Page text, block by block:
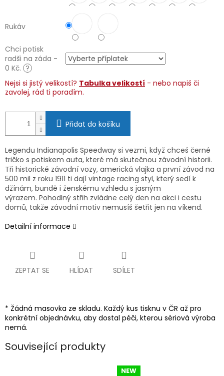
Rukáv
Chci potisk
radši na záda -
0 Kč. ?
Nejsi si jistý velikostí? Tabulka velikostí - nebo napiš či
zavolej, rád ti poradím.
Přidat do košíku
Legendu Indianapolis Speedway si vezmi, když chceš černé
tričko s potiskem auta, které má skutečnou závodní historii.
Tři historické závodní vozy, americká vlajka a první závod na
500 mil z roku 1911 ti dají vintage racing styl, který sedí k
džínám, bundě i ženskému vzhledu s jasným
výrazem. Pohodlný střih zvládne celý den na akci i cestu
domů, takže závodní motiv nemusíš šetřit jen na víkend.
Detailní informace
ZEPTAT SE HLÍDAT SDÍLET
* Žádná masovka ze skladu. Každý kus tisknu v ČR až pro
konkrétní objednávku, aby dostal péči, kterou sériová výroba
nemá.
Související produkty
NEW